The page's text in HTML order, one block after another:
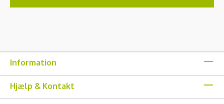
Information
Hjælp & Kontakt